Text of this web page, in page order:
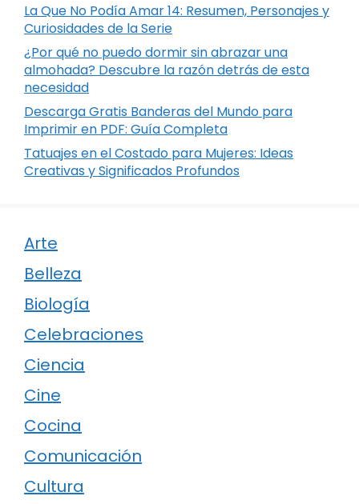
La Que No Podía Amar 14: Resumen, Personajes y
Curiosidades de la Serie
¿Por qué no puedo dormir sin abrazar una
almohada? Descubre la razón detrás de esta
necesidad
Descarga Gratis Banderas del Mundo para
Imprimir en PDF: Guía Completa
Tatuajes en el Costado para Mujeres: Ideas
Creativas y Significados Profundos
Arte
Belleza
Biología
Celebraciones
Ciencia
Cine
Cocina
Comunicación
Cultura